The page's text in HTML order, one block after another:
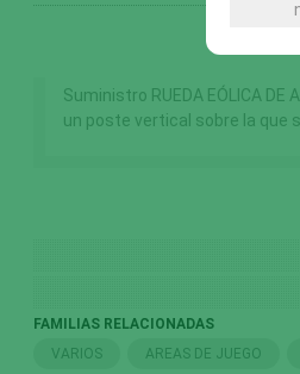
Suministro RUEDA EÓLICA
un poste vertical sobre la que
FAMILIAS RELACIONADAS
VARIOS
AREAS DE JUEGO